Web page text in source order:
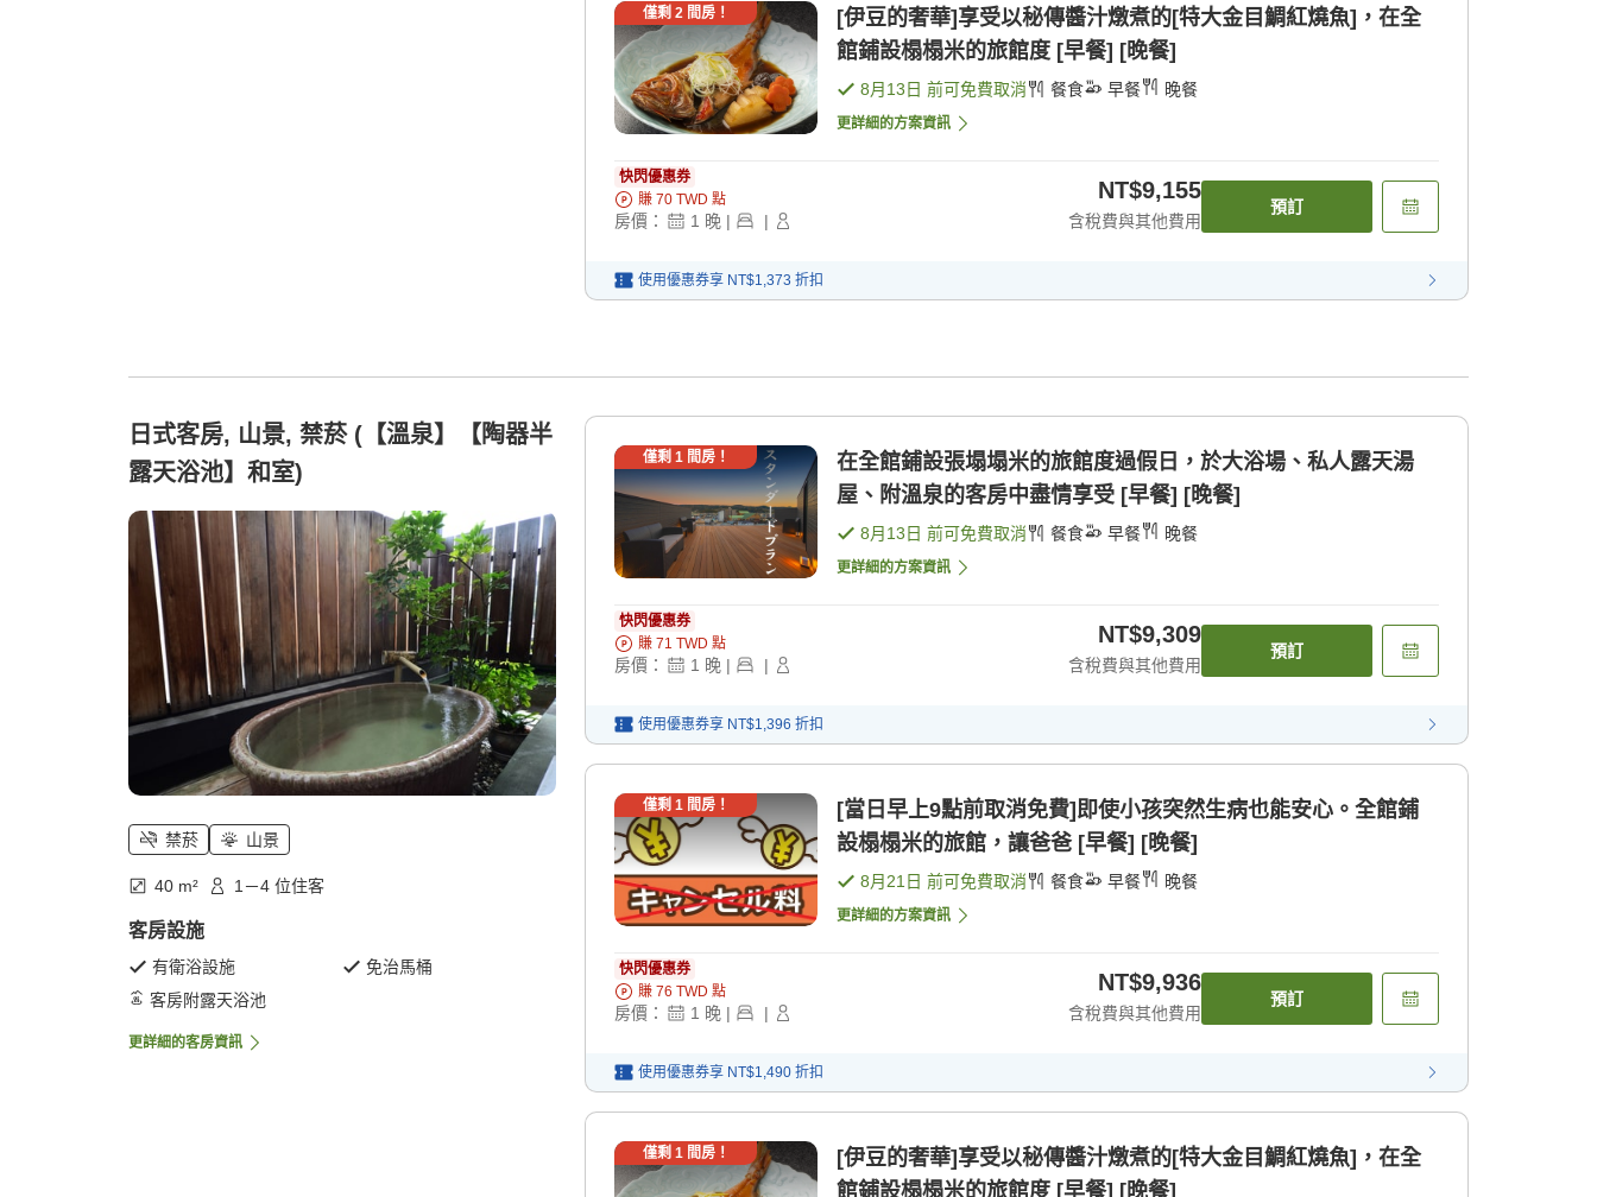
僅剩 2 間房！
[伊豆的奢華]享受以秘傳醬汁燉煮的[特大金目鯛紅燒魚]，在全
館鋪設榻榻米的旅館度 [早餐] [晚餐]
8月13日 前可免費取消 餐食 早餐 晚餐
更詳細的方案資訊
快閃優惠券
賺 70 TWD 點
房價： 1 晚 | |
NT$9,155
含稅費與其他費用
預訂
使用優惠券享 NT$1,373 折扣
日式客房, 山景, 禁菸 (【溫泉】【陶器半
露天浴池】和室)
禁菸 山景
40 m² 1－4 位住客
客房設施
有衛浴設施
免治馬桶
客房附露天浴池
更詳細的客房資訊
僅剩 1 間房！
在全館鋪設張塌塌米的旅館度過假日，於大浴場、私人露天湯
屋、附溫泉的客房中盡情享受 [早餐] [晚餐]
8月13日 前可免費取消 餐食 早餐 晚餐
更詳細的方案資訊
快閃優惠券
賺 71 TWD 點
房價： 1 晚 | |
NT$9,309
含稅費與其他費用
預訂
使用優惠券享 NT$1,396 折扣
僅剩 1 間房！
[當日早上9點前取消免費]即使小孩突然生病也能安心。全館鋪
設榻榻米的旅館，讓爸爸 [早餐] [晚餐]
8月21日 前可免費取消 餐食 早餐 晚餐
更詳細的方案資訊
快閃優惠券
賺 76 TWD 點
房價： 1 晚 | |
NT$9,936
含稅費與其他費用
預訂
使用優惠券享 NT$1,490 折扣
僅剩 1 間房！
[伊豆的奢華]享受以秘傳醬汁燉煮的[特大金目鯛紅燒魚]，在全
館鋪設榻榻米的旅館度 [早餐] [晚餐]